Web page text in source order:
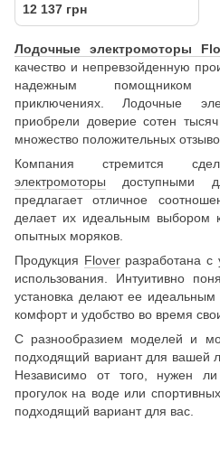
12 137 грн
Лодочные электромоторы
качество и непревзойденную
надежным
приключениях. Лодочные
приобрели доверие сотен
множество положительных
Компания стремится
электромоторы доступными
предлагает отличное
делает их идеальным выбором
опытных моряков.
Продукция Floverразработана с
использования. Интуитивно
установка делают ее
комфорт и удобство во время
С разнообразием моделей и
подходящий вариант для вашей
Независимо от того, нужен
прогулок на воде или
подходящий вариант для вас.